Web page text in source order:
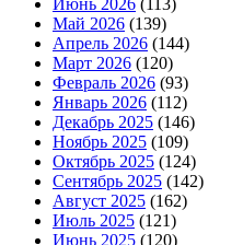
Июнь 2026 (113)
Май 2026 (139)
Апрель 2026 (144)
Март 2026 (120)
Февраль 2026 (93)
Январь 2026 (112)
Декабрь 2025 (146)
Ноябрь 2025 (109)
Октябрь 2025 (124)
Сентябрь 2025 (142)
Август 2025 (162)
Июль 2025 (121)
Июнь 2025 (120)